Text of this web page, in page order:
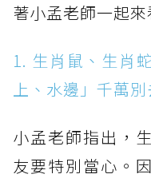
著小孟老師一起來
1. 生肖鼠、生肖
上、水邊」千萬別
小孟老師指出，
友要特別當心。